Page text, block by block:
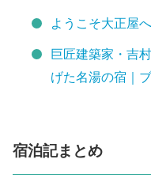
ようこそ大正屋
巨匠建築家・吉
げた名湯の宿｜
宿泊記まとめ